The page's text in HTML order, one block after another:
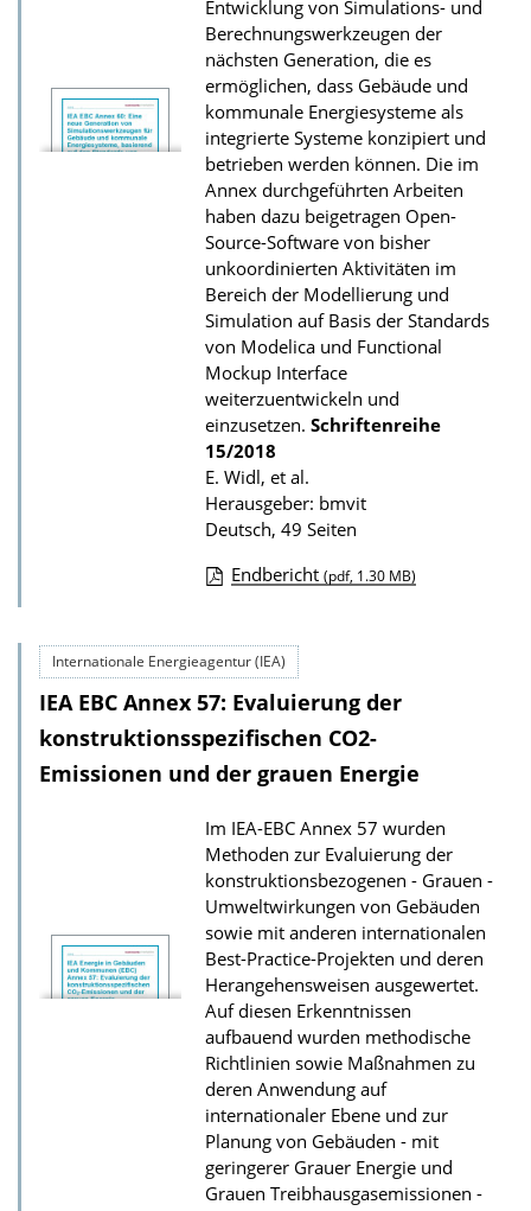
u
r
P
u
b
l
i
k
a
t
i
o
n
Entwicklung von Simulations- und
Berechnungswerkzeugen der
nächsten Generation, die es
ermöglichen, dass Gebäude und
kommunale Energiesysteme als
integrierte Systeme konzipiert und
betrieben werden können. Die im
Annex durchgeführten Arbeiten
haben dazu beigetragen Open-
Source-Software von bisher
unkoordinierten Aktivitäten im
Bereich der Modellierung und
Simulation auf Basis der Standards
von Modelica und Functional
Mockup Interface
weiterzuentwickeln und
einzusetzen. Schriftenreihe
15/2018
E. Widl, et al.
Herausgeber: bmvit
Deutsch, 49 Seiten
w
n
l
o
d
s
z
u
r
P
u
b
l
i
k
a
Endbericht (pdf, 1.30 MB)
Internationale Energieagentur (IEA)
IEA EBC Annex 57: Evaluierung der
konstruktions­spezifischen CO2-
Emissionen und der grauen Energie
Im IEA-EBC Annex 57 wurden
Methoden zur Evaluierung der
konstruktionsbezogenen - Grauen -
Umweltwirkungen von Gebäuden
sowie mit anderen internationalen
Best-Practice-Projekten und deren
Herangehensweisen ausgewertet.
Auf diesen Erkenntnissen
aufbauend wurden methodische
Richtlinien sowie Maßnahmen zu
deren Anwendung auf
internationaler Ebene und zur
Planung von Gebäuden - mit
geringerer Grauer Energie und
Grauen Treibhausgasemissionen -